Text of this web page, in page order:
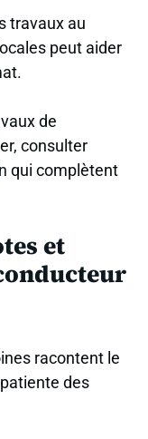
travaux au
peut aider
de
consulter
qui complètent
et
racontent le
des